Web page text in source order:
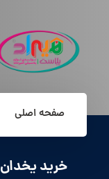
صفحه اصلی
خرید یخدان پلاستیکی